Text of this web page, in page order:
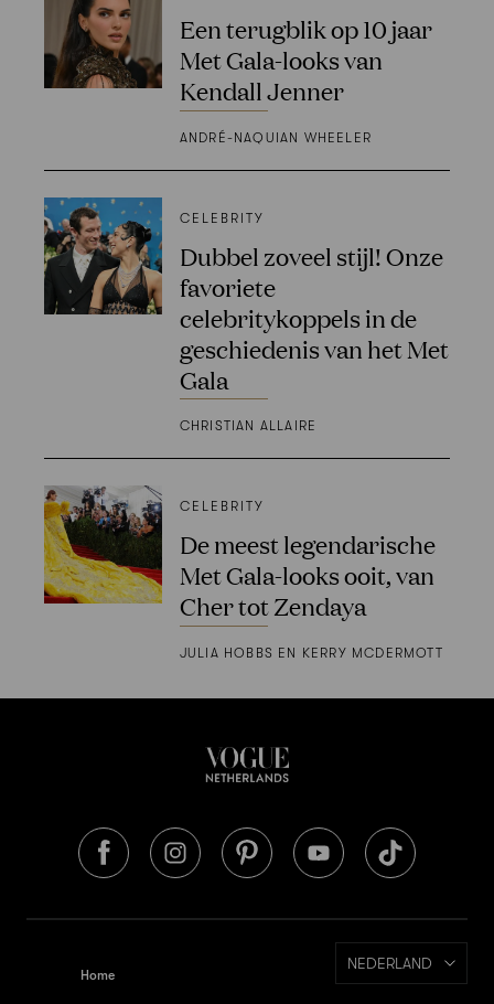
Een terugblik op 10 jaar
Met Gala-looks van
Kendall Jenner
ANDRÉ-NAQUIAN WHEELER
CELEBRITY
Dubbel zoveel stijl! Onze
favoriete
celebritykoppels in de
geschiedenis van het Met
Gala
CHRISTIAN ALLAIRE
CELEBRITY
De meest legendarische
Met Gala-looks ooit, van
Cher tot Zendaya
JULIA HOBBS EN KERRY MCDERMOTT
Home
NEDERLAND